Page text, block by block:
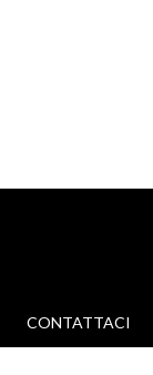
CONTATTACI